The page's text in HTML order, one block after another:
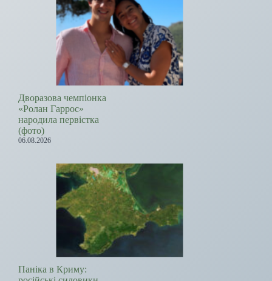
Дворазова чемпіонка
«Ролан Гаррос»
народила первістка
(фото)
06.08.2026
Паніка в Криму: